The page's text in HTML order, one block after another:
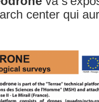
center qui